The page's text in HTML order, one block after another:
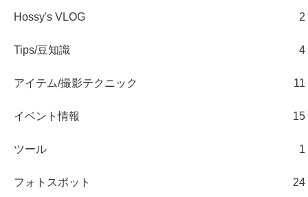
Hossy's VLOG 2
Tips/豆知識 4
アイテム/撮影テクニック 11
イベント情報 15
ツール 1
フォトスポット 24